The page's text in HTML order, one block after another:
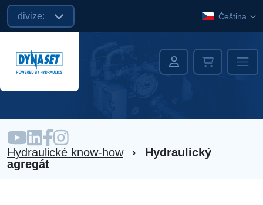
divize: Čeština
Hydraulické know-how ›
Hydraulický
agregát